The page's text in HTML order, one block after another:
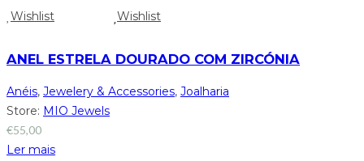
Wishlist
Wishlist
ANEL ESTRELA DOURADO COM ZIRCÓNIA
Anéis, Jewelery & Accessories, Joalharia
Store: MIO Jewels
€55,00
Ler mais